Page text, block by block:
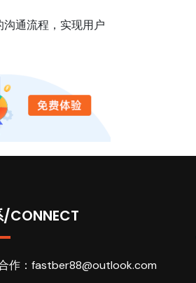
通流程，实现用户
/CONNECT
作： fastber88@outlook.com